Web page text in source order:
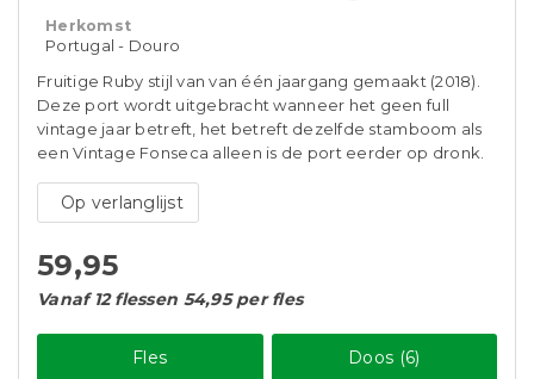
Herkomst
Portugal - Douro
Fruitige Ruby stijl van van één jaargang gemaakt (2018).
Deze port wordt uitgebracht wanneer het geen full
vintage jaar betreft, het betreft dezelfde stamboom als
een Vintage Fonseca alleen is de port eerder op dronk.
Op verlanglijst
59,95
Vanaf 12 flessen 54,95 per fles
Fles Doos (6)